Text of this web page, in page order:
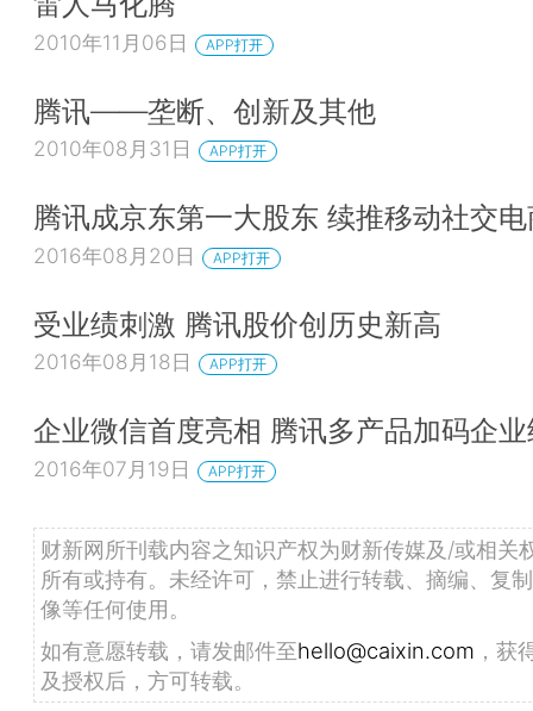
2010年11月06日 APP打开
腾讯——垄断、创新及其他
2010年08月31日 APP打开
腾讯成京东第一大股东 续推移动社交
2016年08月20日 APP打开
受业绩刺激 腾讯股价创历史新高
2016年08月18日 APP打开
企业微信首度亮相 腾讯多产品加码企业
2016年07月19日 APP打开
财新网所刊载内容之知识产权为财新传媒及/或相关
所有或持有。未经许可，禁止进行转载、摘编、复
像等任何使用。
如有意愿转载，请发邮件至hello@caixin.com ，获
及授权后，方可转载。